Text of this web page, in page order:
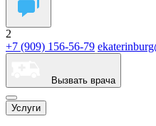
2
+7 (909) 156-56-79
Вызвать врача
Услуги